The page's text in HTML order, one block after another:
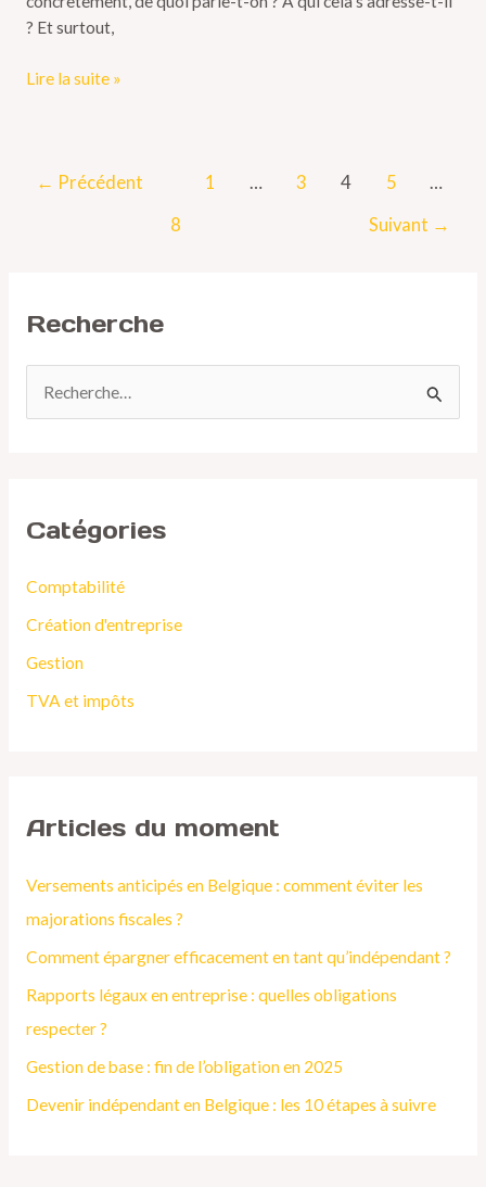
? Et surtout,
Lire la suite »
← Précédent 1 … 3 4 5
…
8
Suivant →
Recherche
e
c
h
e
r
Catégories
Comptabilité
Création d'entreprise
Gestion
TVA et impôts
Articles du moment
Versements anticipés en Belgique : comment éviter les
majorations fiscales ?
Comment épargner efficacement en tant qu’indépendant ?
Rapports légaux en entreprise : quelles obligations
respecter ?
Gestion de base : fin de l’obligation en 2025
Devenir indépendant en Belgique : les 10 étapes à suivre